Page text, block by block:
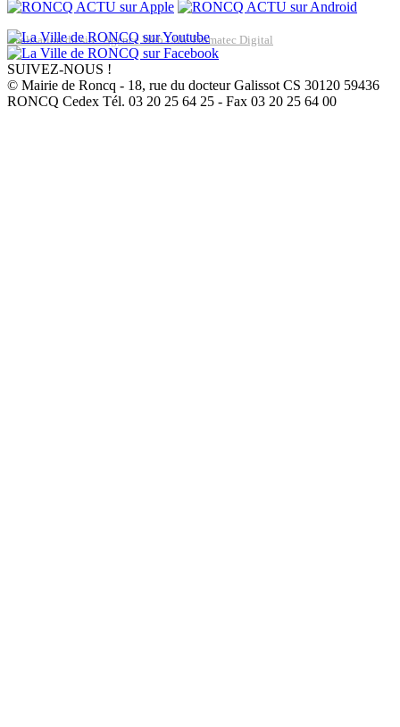
Réalisation du site: Agence Web Lille Promatec Digital
SUIVEZ-NOUS !
© Mairie de Roncq - 18, rue du docteur Galissot CS 30120 59436
RONCQ Cedex Tél. 03 20 25 64 25 - Fax 03 20 25 64 00